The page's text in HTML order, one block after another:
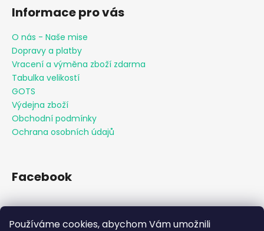
Používáme cookies, abychom Vám umožnili
Informace pro vás
O nás - Naše mise
Dopravy a platby
Vracení a výměna zboží zdarma
Tabulka velikostí
GOTS
Výdejna zboží
Obchodní podmínky
Ochrana osobních údajů
Facebook